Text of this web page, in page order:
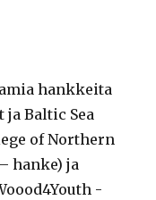
hankkeita
Baltic Sea
of Northern
hanke) ja
-